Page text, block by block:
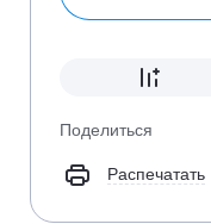
Поделиться
Распечатать